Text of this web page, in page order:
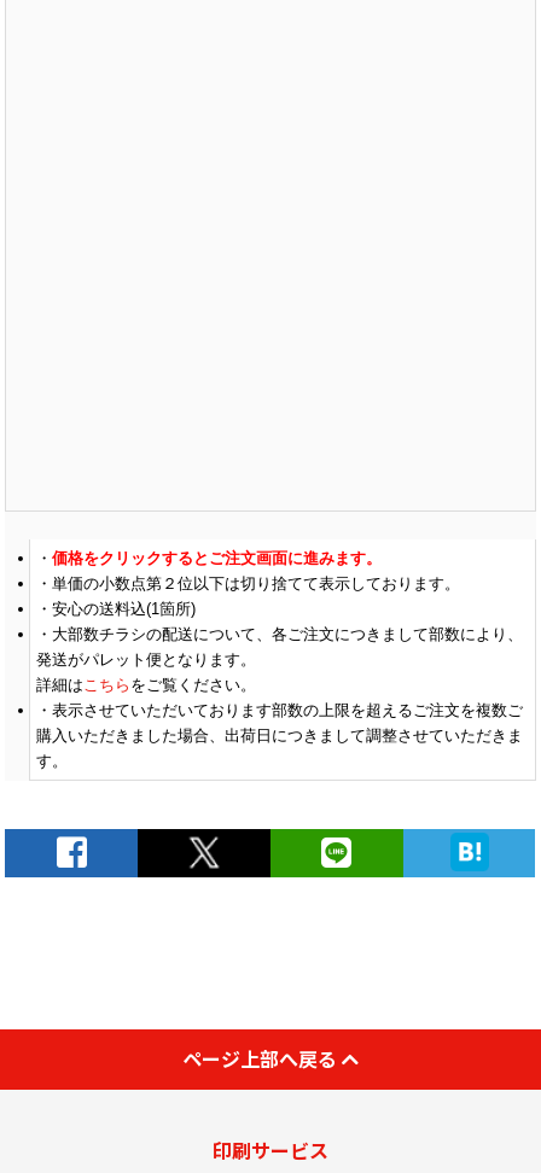
価格をクリックするとご注文画面に進みます。
単価の小数点第２位以下は切り捨てて表示しております。
安心の送料込(1箇所)
大部数チラシの配送について、各ご注文につきまして部数により、
発送がパレット便となります。
詳細はこちら をご覧ください。
表示させていただいております部数の上限を超えるご注文を複数ご
購入いただきました場合、出荷日につきまして調整させていただきま
す。
ページ上部へ戻る
印刷サービス